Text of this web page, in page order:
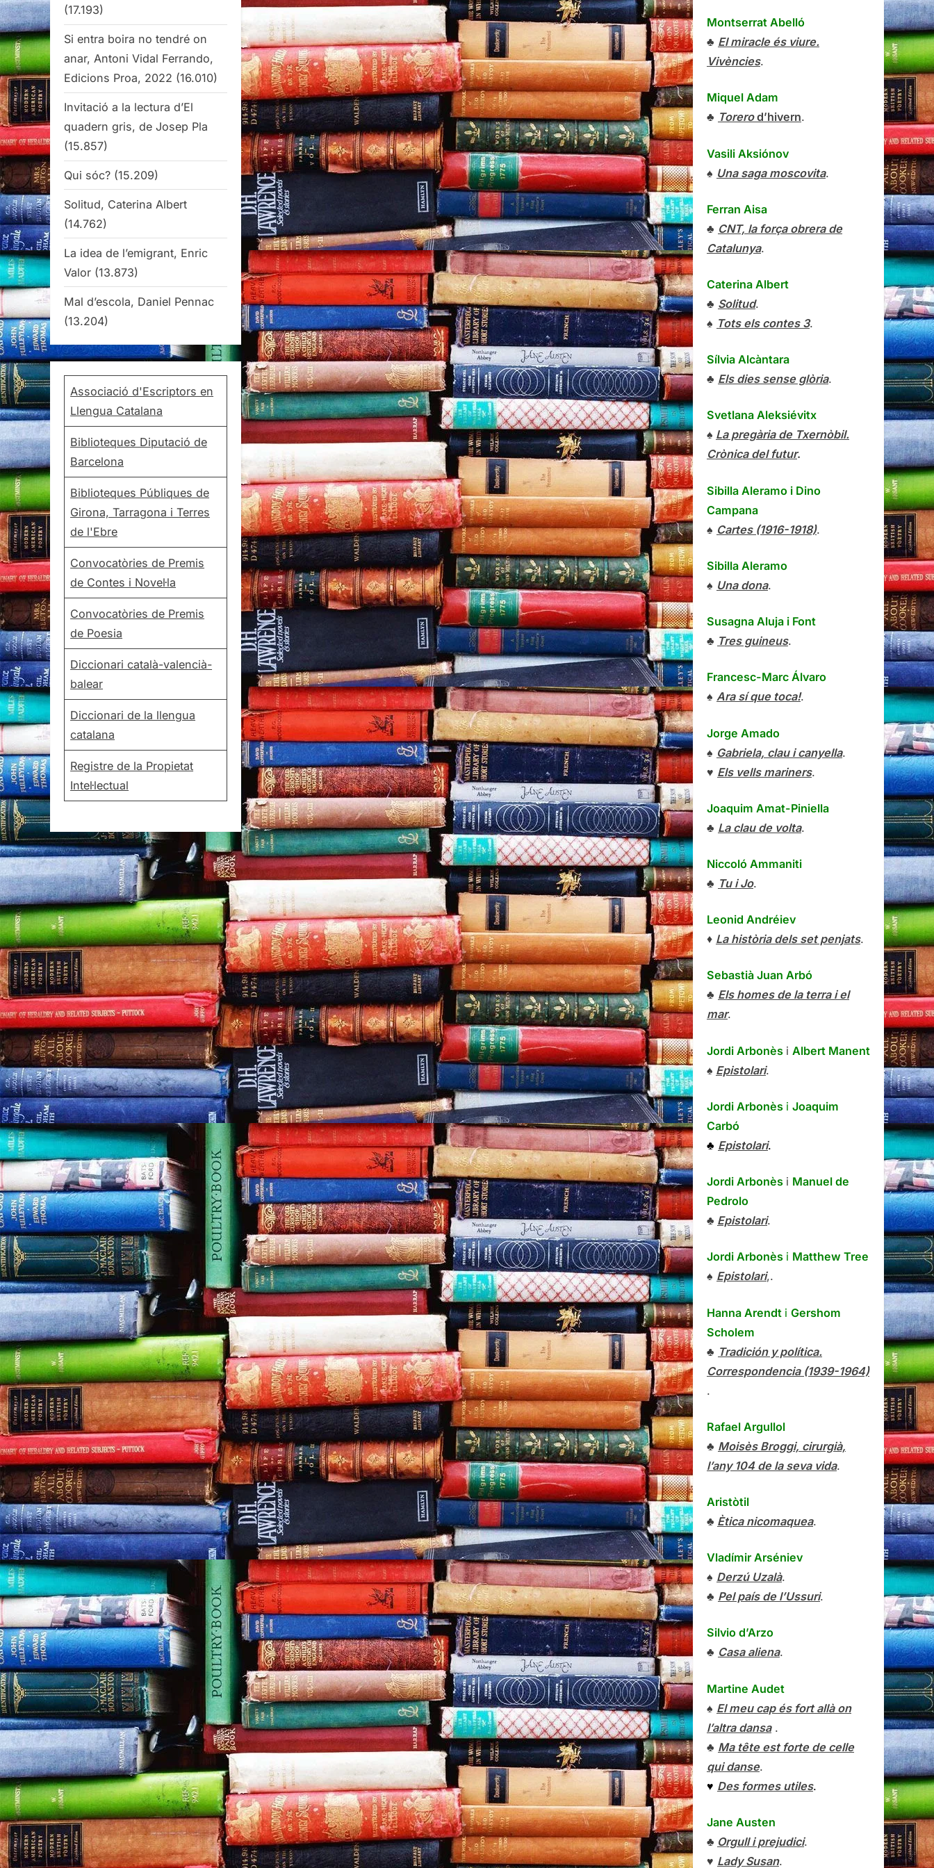
(17.193)
Si entra boira no tendré on
anar, Antoni Vidal Ferrando,
Edicions Proa, 2022 (16.010)
Invitació a la lectura d’El
quadern gris, de Josep Pla
(15.857)
Qui sóc? (15.209)
Solitud, Caterina Albert
(14.762)
La idea de l’emigrant, Enric
Valor (13.873)
Mal d’escola, Daniel Pennac
(13.204)
Associació d'Escriptors en
Llengua Catalana
Biblioteques Diputació de
Barcelona
Biblioteques Públiques de
Girona, Tarragona i Terres
de l'Ebre
Convocatòries de Premis
de Contes i Novel·la
Convocatòries de Premis
de Poesia
Diccionari català-valencià-
balear
Diccionari de la llengua
catalana
Registre de la Propietat
Intel·lectual
Montserrat Abelló
♣ El miracle és viure.
Vivències.
Miquel Adam
♣ Torerod’hivern.
Vasili Aksiónov
♠ Una saga moscovita.
Ferran Aisa
♣ CNT, la força obrera de
Catalunya.
Caterina Albert
♣ Solitud.
♠ Tots els contes 3.
Sílvia Alcàntara
♣ Els dies sense glòria.
Svetlana Aleksiévitx
♠ La pregària de Txernòbil.
Crònica del futur.
Sibilla Aleramo i Dino
Campana
♠ Cartes (1916-1918).
Sibilla Aleramo
♠ Una dona.
Susagna Aluja i Font
♣ Tres guineus.
Francesc-Marc Álvaro
♠ Ara sí que toca!.
Jorge Amado
♠ Gabriela, clau i canyella.
♥ Els vells mariners.
Joaquim Amat-Piniella
♣ La clau de volta.
Niccoló Ammaniti
♣ Tu i Jo.
Leonid Andréiev
♦ La història dels set penjats.
Sebastià Juan Arbó
♣ Els homes de la terra i el
mar.
Jordi Arbonès i Albert Manent
♠ Epistolari.
Jordi Arbonès i Joaquim
Carbó
♣ Epistolari.
Jordi Arbonès i Manuel de
Pedrolo
♣ Epistolari.
Jordi Arbonès i Matthew Tree
♠ Epistolari,.
Hanna Arendt i Gershom
Scholem
♣ Tradición y política.
Correspondencia (1939-1964)
.
Rafael Argullol
♣ Moisès Broggi, cirurgià,
l’any 104 de la seva vida.
Aristòtil
♣ Ètica nicomaquea.
Vladímir Arséniev
♠ Derzú Uzalà.
♣ Pel país de l’Ussuri.
Silvio d’Arzo
♣ Casa aliena.
Martine Audet
♠ El meu cap és fort allà on
l’altra dansa.
♣ Ma tête est forte de celle
qui danse.
♥ Des formes utiles.
Jane Austen
♣ Orgull i prejudici.
♥ Lady Susan.